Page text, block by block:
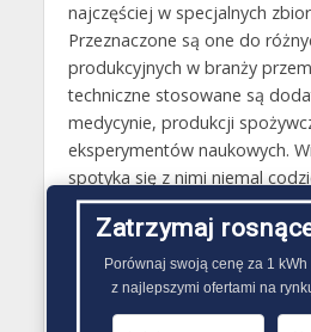
najczęściej w specjalnych
Przeznaczone są one do
produkcyjnych w branży
techniczne stosowane są
medycynie, produkcji
eksperymentów naukowych.
spotyka się z nimi niemal
sobie jednak z tego sprawy.
sprzedawane są wobec tego
firm w Polsce..
PORÓWNYWARKA OFERT
Zatrzymaj
Porównaj swoją cenę za 1
z najlepszymi ofertami na